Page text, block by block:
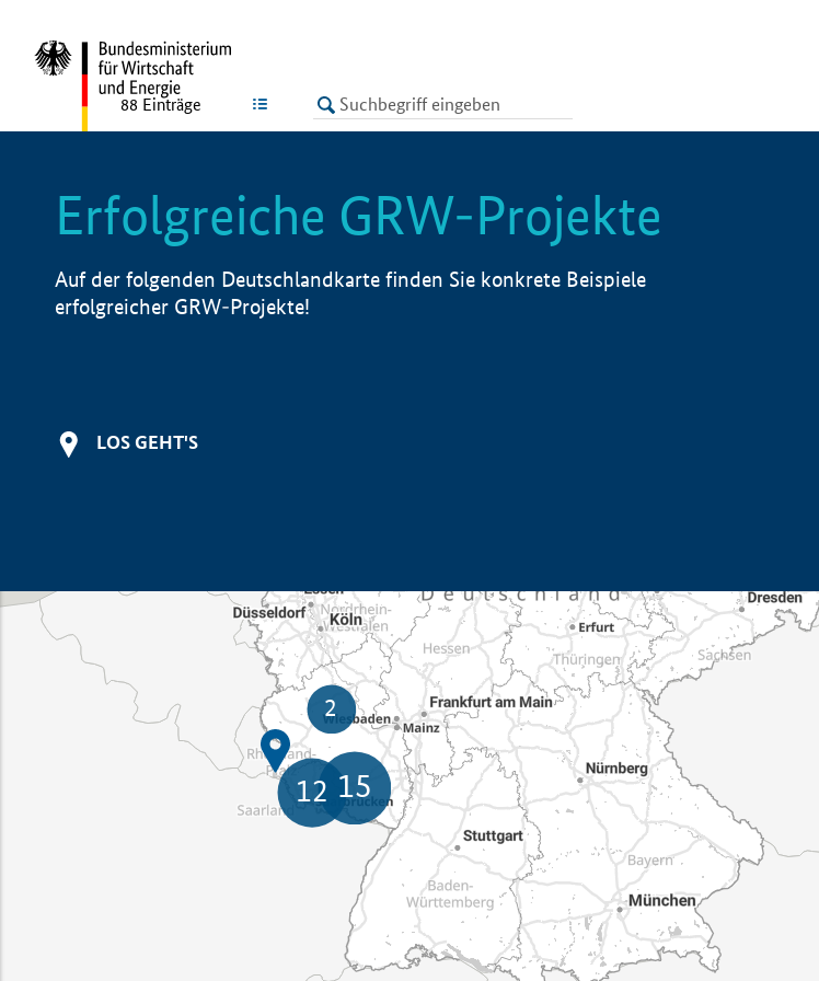
LISTE
88 Einträge
Erfolgreiche GRW-Projekte
Auf der folgenden Deutschlandkarte finden Sie konkrete Beispiele
erfolgreicher GRW-Projekte!
LOS GEHT'S